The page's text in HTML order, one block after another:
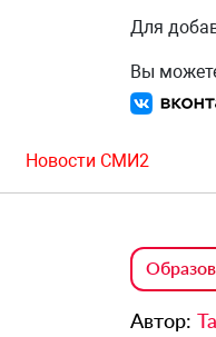
Для
Вы
Новости СМИ2
Автор: